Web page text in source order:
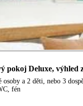
pokoj Deluxe, výhled
osoby a 2 děti, nebo 3
fén